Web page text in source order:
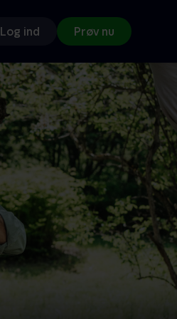
Log ind Prøv nu